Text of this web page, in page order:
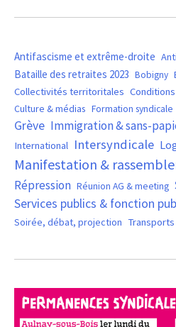
Antifascisme et extrême-droite
Bataille des retraites 2023 Bobigny
Collectivités territoritales
Culture & médias Formation syndicale
Grève Immigration & sans-
International Intersyndicale
Manifestation &
Répression Réunion AG & meeting
Services publics & fonction
Soirée, débat, projection